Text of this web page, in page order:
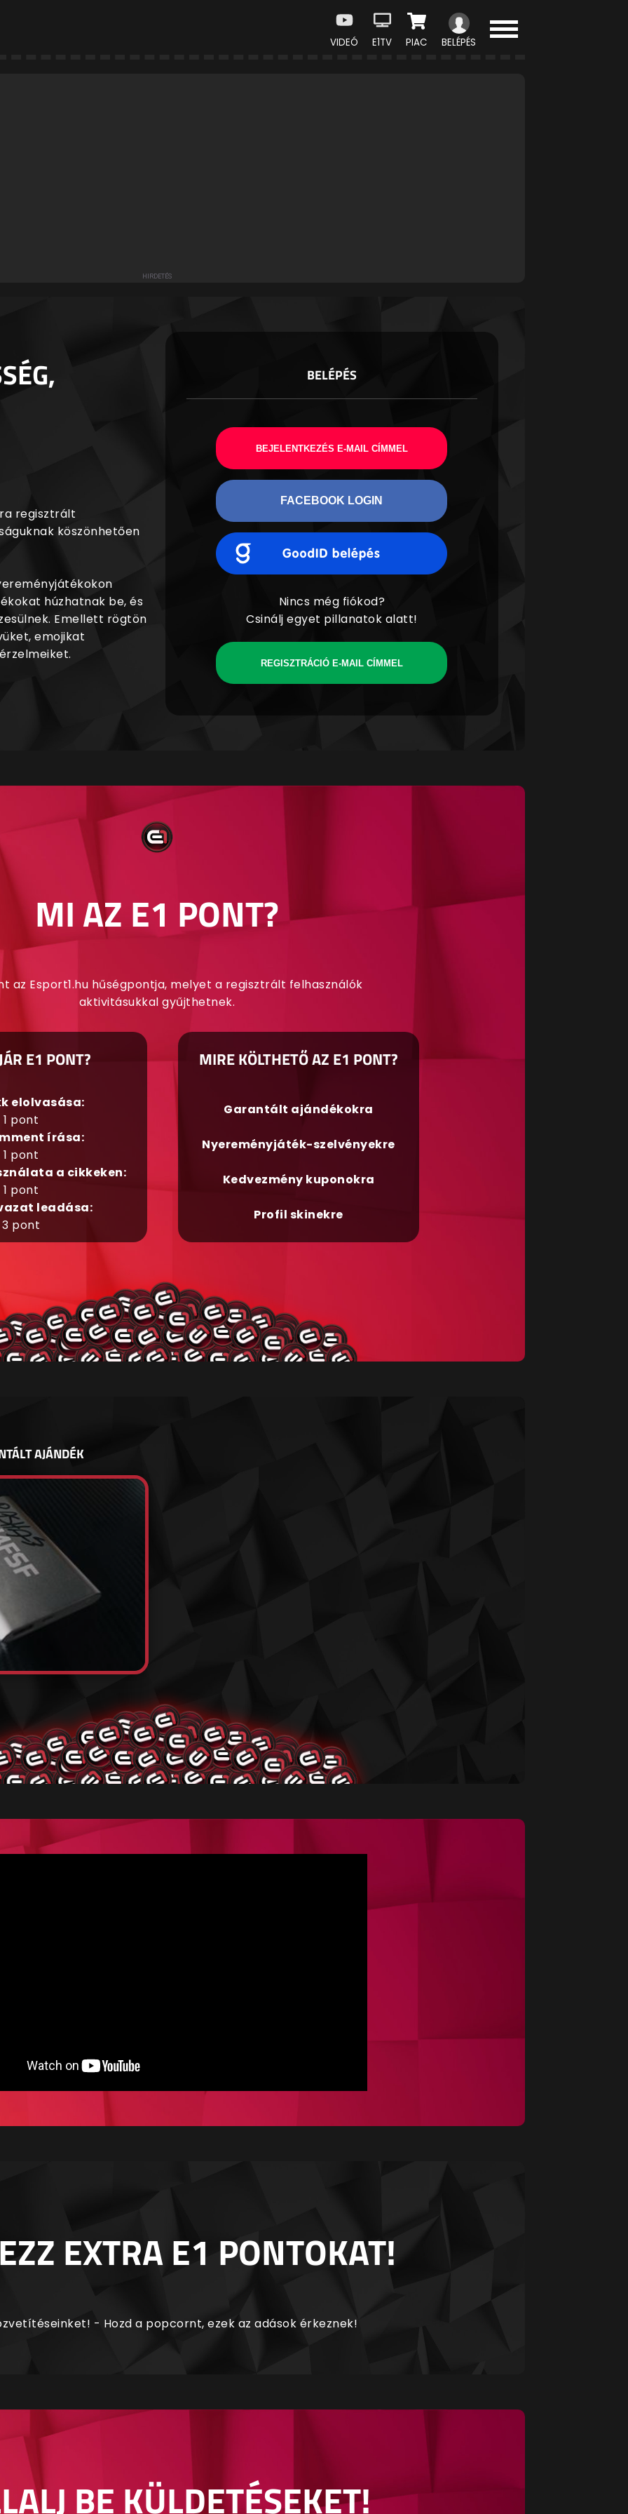
VIDEÓ E1TV PIAC BELÉPÉS
regisztrált
köszönhetően
húzhatnak be, és
Emellett rögtön
emojikat
BELÉPÉS
BEJELENTKEZÉS E-MAIL CÍMMEL
FACEBOOK LOGIN
Nincs még fiókod?
Csinálj egyet pillanatok alatt!
REGISZTRÁCIÓ E-MAIL CÍMMEL
MI AZ E1 PONT?
az Esport1.hu hűségpontja, melyet a regisztrált felhasználók
aktivitásukkal gyűjthetnek.
E1 PONT?
elolvasása:
1 pont
írása:
1 pont
a cikkeken:
1 pont
leadása:
3 pont
MIRE KÖLTHETŐ AZ E1 PONT?
Garantált ajándékokra
Nyereményjáték-szelvényekre
Kedvezmény kuponokra
Profil skinekre
AJÁNDÉK
EXTRA E1 PONTOKAT!
- Hozd a popcornt, ezek az adások érkeznek!
BE KÜLDETÉSEKET!